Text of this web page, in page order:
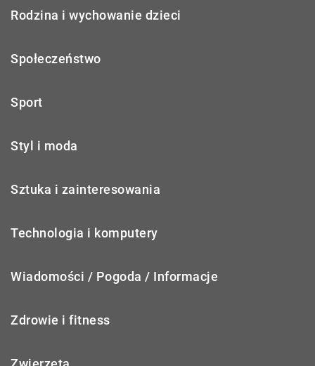
Rodzina i wychowanie dzieci
Społeczeństwo
Sport
Styl i moda
Sztuka i zainteresowania
Technologia i komputery
Wiadomości / Pogoda / Informacje
Zdrowie i fitness